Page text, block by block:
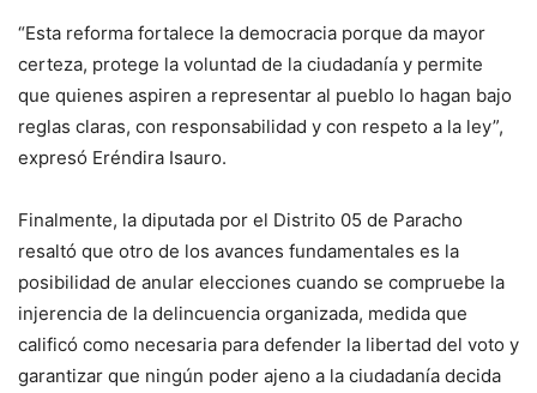
“Esta reforma fortalece la democracia porque da mayor
certeza, protege la voluntad de la ciudadanía y permite
que quienes aspiren a representar al pueblo lo hagan bajo
reglas claras, con responsabilidad y con respeto a la ley”,
expresó Eréndira Isauro.
Finalmente, la diputada por el Distrito 05 de Paracho
resaltó que otro de los avances fundamentales es la
posibilidad de anular elecciones cuando se compruebe la
injerencia de la delincuencia organizada, medida que
calificó como necesaria para defender la libertad del voto y
garantizar que ningún poder ajeno a la ciudadanía decida